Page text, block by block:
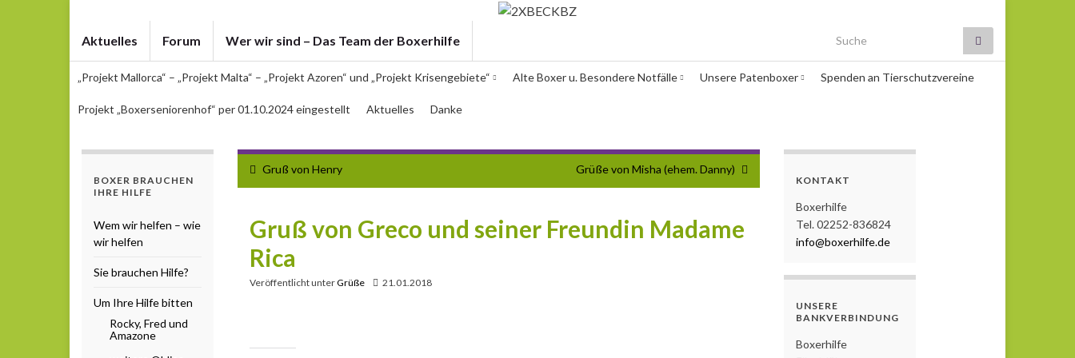
Aktuelles Forum Wer wir sind – Das Team der Boxerhilfe Search for:
„Projekt Mallorca“ – „Projekt Malta“ – „Projekt Azoren“ und „Projekt Krisengebiete“ Alte Boxer u. Besondere Notfälle Unsere Patenboxer Spenden an Tierschutzvereine
Projekt „Boxerseniorenhof“ per 01.10.2024 eingestellt Aktuelles Danke
Gruß von Henry Grüße von Misha (ehem. Danny)
Gruß von Greco und seiner Freundin Madame
Rica
Veröffentlicht unterGrüße 21.01.2018
BOXER BRAUCHEN
IHRE HILFE
Wem wir helfen – wie
wir helfen
Sie brauchen Hilfe?
Um Ihre Hilfe bitten
Rocky, Fred und
Amazone
KONTAKT
Boxerhilfe
Tel. 02252-836824
info@boxerhilfe.de
UNSERE
BANKVERBINDUNG
Boxerhilfe